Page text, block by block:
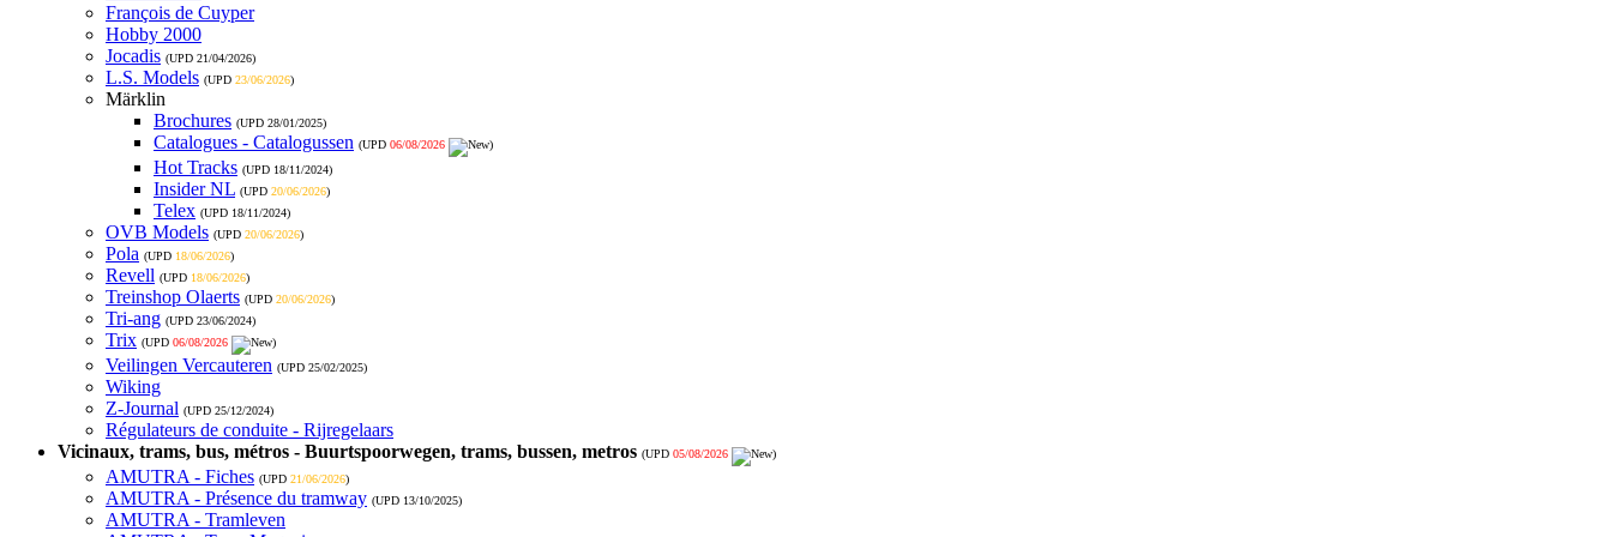
François de Cuyper
Hobby 2000
Jocadis (UPD 21/04/2026)
L.S. Models (UPD 23/06/2026)
Märklin
Brochures (UPD 28/01/2025)
Catalogues - Catalogussen (UPD 06/08/2026 )
Hot Tracks (UPD 18/11/2024)
Insider NL (UPD 20/06/2026)
Telex (UPD 18/11/2024)
OVB Models (UPD 20/06/2026)
Pola (UPD 18/06/2026)
Revell (UPD 18/06/2026)
Treinshop Olaerts (UPD 20/06/2026)
Tri-ang (UPD 23/06/2024)
Trix (UPD 06/08/2026 )
Veilingen Vercauteren (UPD 25/02/2025)
Wiking
Z-Journal (UPD 25/12/2024)
Régulateurs de conduite - Rijregelaars
Vicinaux, trams, bus, métros - Buurtspoorwegen, trams, bussen, metros (UPD 05/08/2026 )
AMUTRA - Fiches (UPD 21/06/2026)
AMUTRA - Présence du tramway (UPD 13/10/2025)
AMUTRA - Tramleven